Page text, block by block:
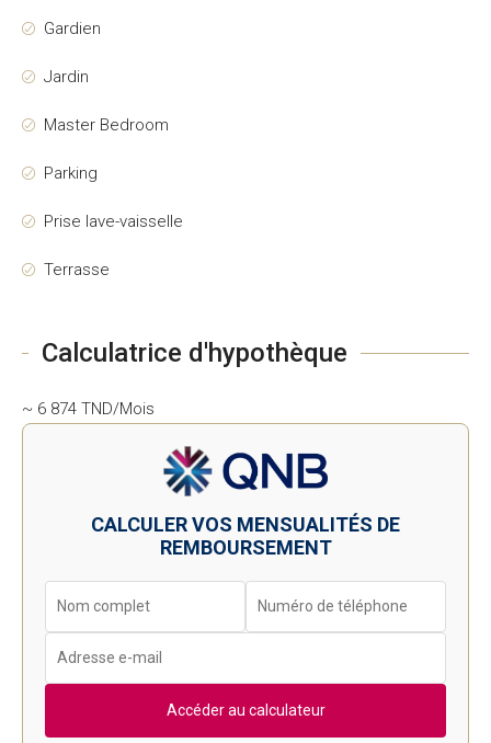
Gardien
Jardin
Master Bedroom
Parking
Prise lave-vaisselle
Terrasse
Calculatrice d'hypothèque
~ 6 874 TND/Mois
CALCULER VOS MENSUALITÉS DE
REMBOURSEMENT
Accéder au calculateur